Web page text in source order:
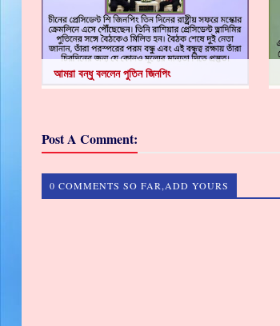
আমরা বন্ধু বললেন পুতিন জিনপিং
Post A Comment:
0 COMMENTS SO FAR,ADD YOURS